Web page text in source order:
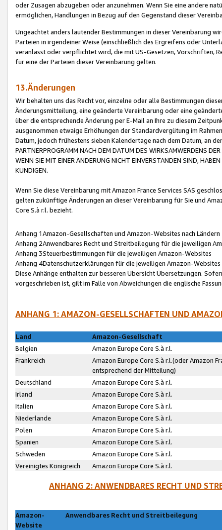
oder Zusagen abzugeben oder anzunehmen. Wenn Sie eine andere
ermöglichen, Handlungen in Bezug auf den Gegenstand dieser
Ungeachtet anders lautender Bestimmungen in dieser Vereinbarung
Parteien in irgendeiner Weise (einschließlich des Ergreifens oder
veranlasst oder verpflichtet wird, die mit US-Gesetzen, Vorschriften,
für eine der Parteien dieser Vereinbarung gelten.
13.Änderungen
Wir behalten uns das Recht vor, einzelne oder alle Bestimmungen
Änderungsmitteilung, eine geänderte Vereinbarung oder eine
über die entsprechende Änderung per E-Mail an Ihre zu diesem
ausgenommen etwaige Erhöhungen der Standardvergütung im
Datum, jedoch frühestens sieben Kalendertage nach dem Datum, an
PARTNERPROGRAMM NACH DEM DATUM DES WIRKSAMWERDENS
WENN SIE MIT EINER ÄNDERUNG NICHT EINVERSTANDEN SIND,
KÜNDIGEN.
Wenn Sie diese Vereinbarung mit Amazon France Services SAS
gelten zukünftige Änderungen an dieser Vereinbarung für Sie und
Core S.à r.l. bezieht.
Anhang 1Amazon-Gesellschaften und Amazon-Websites nach Ländern
Anhang 2Anwendbares Recht und Streitbeilegung für die jeweiligen
Anhang 3Steuerbestimmungen für die jeweiligen Amazon-Websites
Anhang 4Datenschutzerklärungen für die jeweiligen Amazon-Websites
Diese Anhänge enthalten zur besseren Übersicht Übersetzungen.
vorgeschrieben ist, gilt im Falle von Abweichungen die englische
ANHANG 1: AMAZON-GESELLSCHAFTEN UND
Land
Amazon-Gesellschaft
Belgien
Amazon Europe Core S.à r.l.
Frankreich
Amazon Europe Core S.à r.l.(oder Amazon
entsprechend der Mitteilung)
Deutschland
Amazon Europe Core S.à r.l.
Irland
Amazon Europe Core S.à r.l.
Italien
Amazon Europe Core S.à r.l.
Niederlande
Amazon Europe Core S.à r.l.
Polen
Amazon Europe Core S.à r.l.
Spanien
Amazon Europe Core S.à r.l.
Schweden
Amazon Europe Core S.à r.l.
Vereinigtes Königreich
Amazon Europe Core S.à r.l.
ANHANG 2: ANWENDBARES RECHT UND
Amazon-
Website
Anwendbares Recht und Streitbeilegung